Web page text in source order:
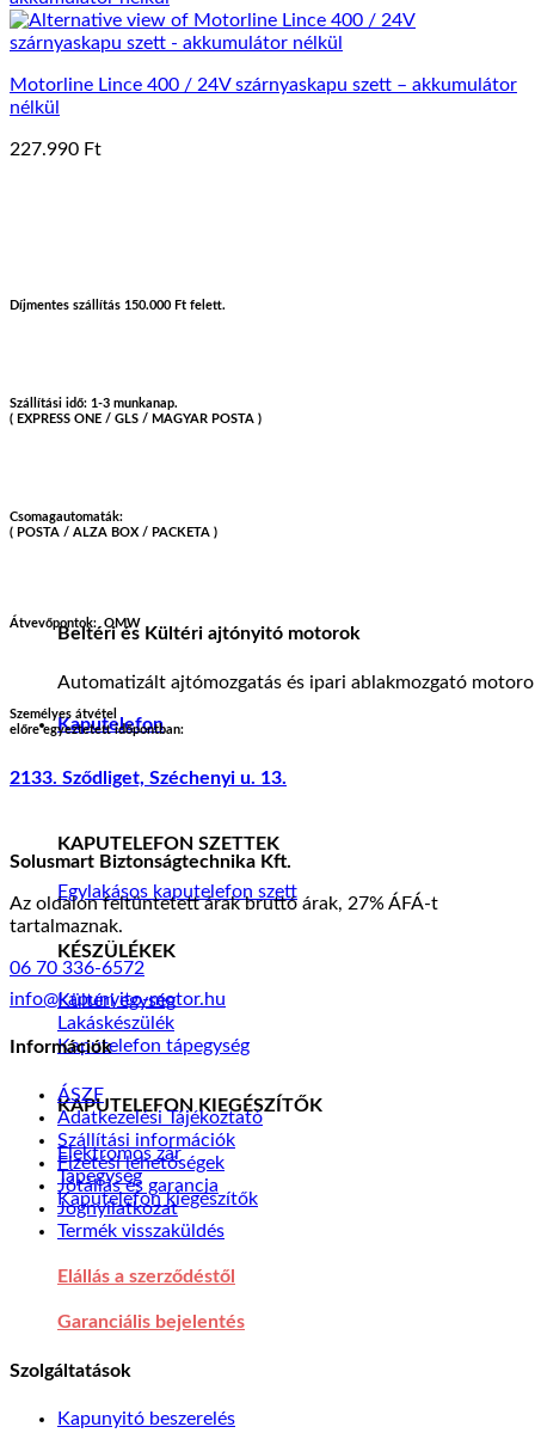
Beltéri és Kültéri ajtónyitó motorok
Automatizált ajtómozgatás és ipari ablakmozgató
Kaputelefon
KAPUTELEFON SZETTEK
Egylakásos kaputelefon szett
KÉSZÜLÉKEK
Kültéri egység
Lakáskészülék
Kaputelefon tápegység
KAPUTELEFON KIEGÉSZÍTŐK
Elektromos zár
Tápegység
Kaputelefon kiegészítők
Motorline Lince 400 / 24V szárnyaskapu szett – akkumulátor
nélkül
227.990 Ft
Díjmentes szállítás 150.000 Ft felett.
Szállítási idő: 1-3 munkanap.
( EXPRESS ONE / GLS / MAGYAR POSTA )
Csomagautomaták:
( POSTA / ALZA BOX / PACKETA )
Átvevőpontok: OMW
Személyes átvétel
előre egyeztetett időpontban:
2133. Sződliget, Széchenyi u. 13.
Solusmart Biztonságtechnika Kft.
Az oldalon feltüntetett árak bruttó árak, 27% ÁFÁ-t
tartalmaznak.
06 70 336-6572
info@kapunyito-motor.hu
Információk
ÁSZF
Adatkezelési Tájékoztató
Szállítási információk
Fizetési lehetőségek
Jótállás és garancia
Jognyilatkozat
Termék visszaküldés
Elállás a szerződéstől
Garanciális bejelentés
Szolgáltatások
Kapunyitó beszerelés